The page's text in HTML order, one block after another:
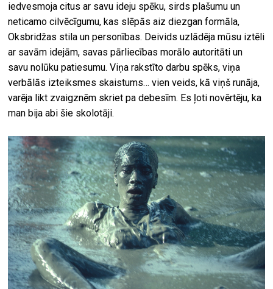
iedvesmoja citus ar savu ideju spēku, sirds plašumu un
neticamo cilvēcīgumu, kas slēpās aiz diezgan formāla,
Oksbridžas stila un personības. Deivids uzlādēja mūsu iztēli
ar savām idejām, savas pārliecības morālo autoritāti un
savu nolūku patiesumu. Viņa rakstīto darbu spēks, viņa
verbālās izteiksmes skaistums… vien veids, kā viņš runāja,
varēja likt zvaigznēm skriet pa debesīm. Es ļoti novērtēju, ka
man bija abi šie skolotāji.